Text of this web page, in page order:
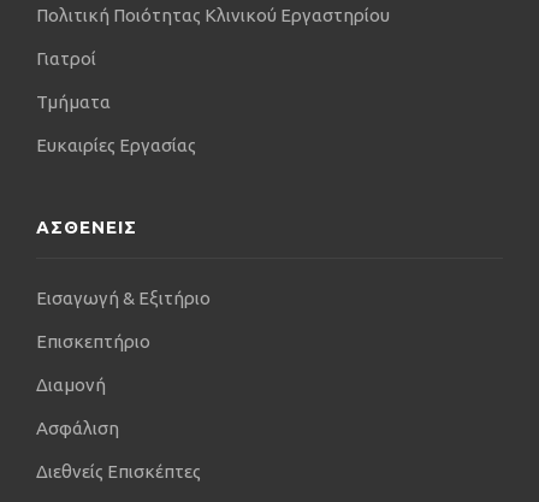
Πολιτική Ποιότητας Κλινικού Εργαστηρίου
Γιατροί
Τμήματα
Ευκαιρίες Εργασίας
ΑΣΘΕΝΕΙΣ
Εισαγωγή & Εξιτήριο
Επισκεπτήριο
Διαμονή
Ασφάλιση
Διεθνείς Επισκέπτες